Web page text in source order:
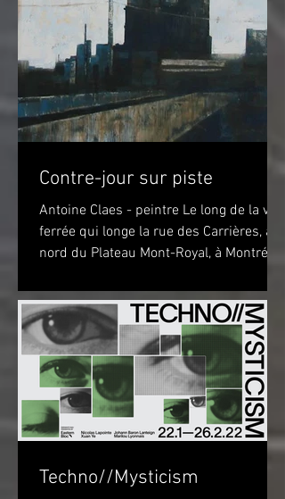
Contre-jour sur piste
Antoine Claes - peintre Le long de la voie
ferrée qui longe la rue des Carrières, au
nord du Plateau Mont-Royal, à Montréal,
Techno//Mysticism